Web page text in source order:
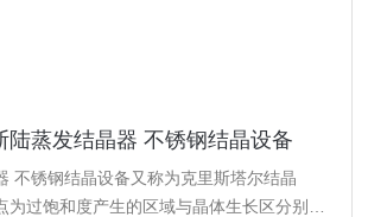
陆蒸发结晶器 不锈钢结晶设备
不锈钢结晶设备又称为克里斯塔尔结晶
为过饱和度产生的区域与晶体生长区分别设